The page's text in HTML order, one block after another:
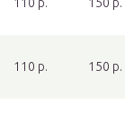
110 р. 150 р.